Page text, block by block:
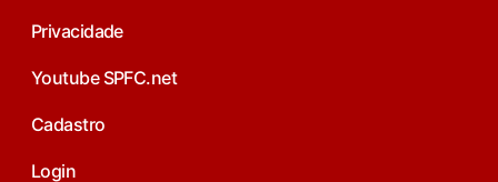
Privacidade
Youtube SPFC.net
Cadastro
Login